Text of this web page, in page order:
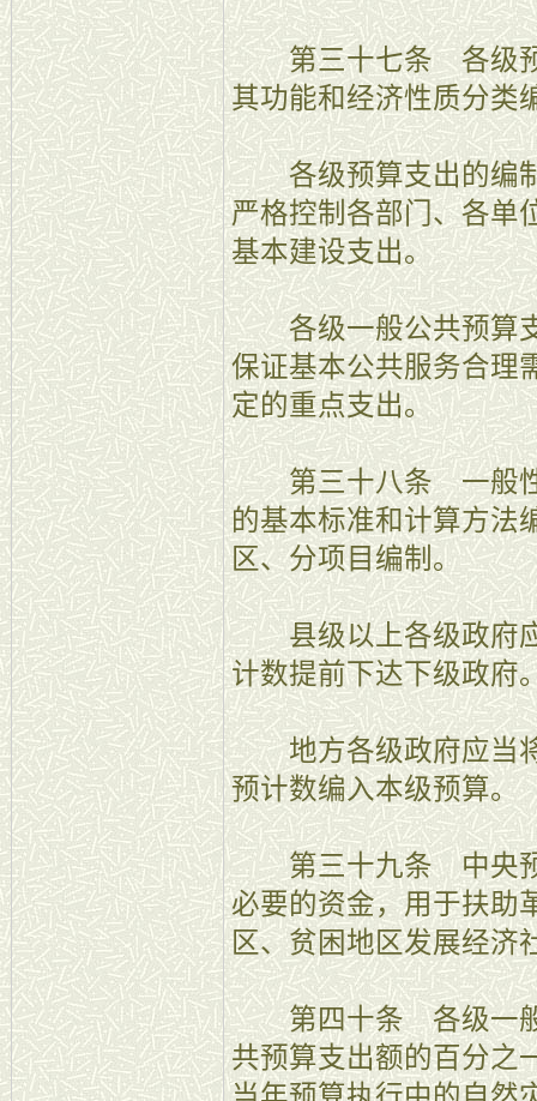
第三十七条 各级预
其功能和经济性质分类
各级预算支出的编制
严格控制各部门、各单
基本建设支出。
各级一般公共预算支
保证基本公共服务合理
定的重点支出。
第三十八条 一般性
的基本标准和计算方法
区、分项目编制。
县级以上各级政府应
计数提前下达下级政府
地方各级政府应当将
预计数编入本级预算。
第三十九条 中央预
必要的资金，用于扶助
区、贫困地区发展经济
第四十条 各级一般
共预算支出额的百分之